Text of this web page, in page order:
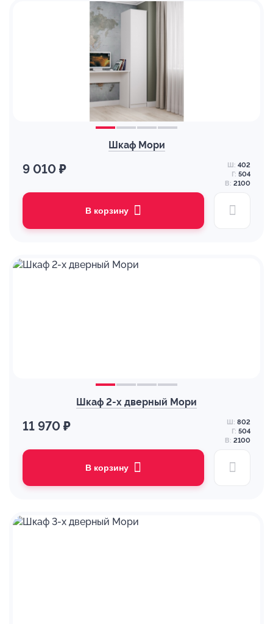
Шкаф Мори
9 010 ₽ Ш: 402
Г: 504
В: 2100
В корзину
Шкаф 2-х дверный Мори
11 970 ₽ Ш: 802
Г: 504
В: 2100
В корзину